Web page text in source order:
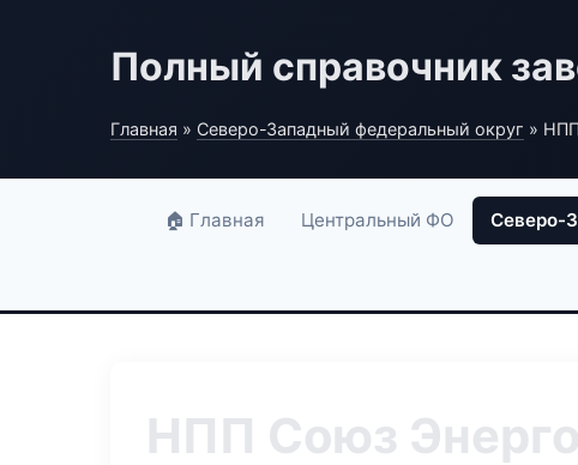
Полный справочник
Главная » Северо-Западный федеральный округ »
🏠 Главная Центральный ФО Северо-
НПП Союз Энерго